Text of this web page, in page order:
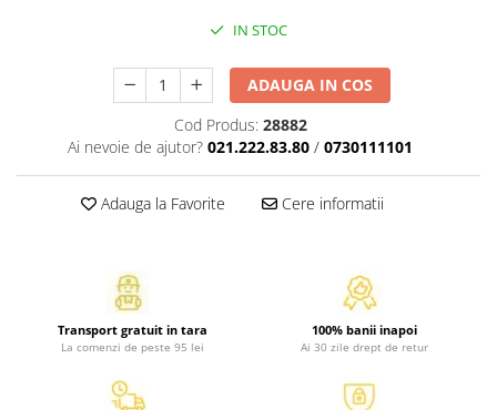
Invatarea limbilor straine
Carti in limba engleza
Carti pentru copii
Benzi desenate
Carte prescolara
Carti de colorat
Carti pentru copii
IN STOC
ADAUGA IN COS
Cod Produs: 28882
Ai nevoie de ajutor? 021.222.83.80 / 0730111101
Adauga la Favorite Cere informatii
Transport gratuit in tara
La comenzi de peste 95 lei
100% banii inapoi
Ai 30 zile drept de retur